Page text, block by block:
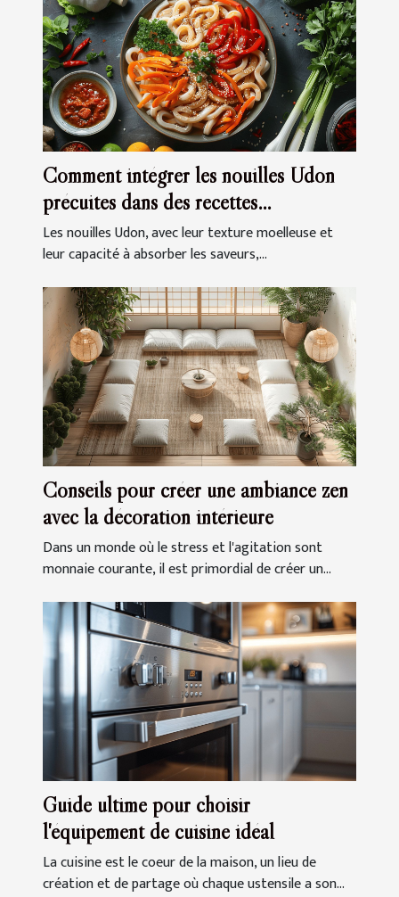
Comment intégrer les nouilles Udon
précuites dans des recettes
quotidiennes
Les nouilles Udon, avec leur texture moelleuse et
leur capacité à absorber les saveurs,...
Conseils pour créer une ambiance zen
avec la décoration intérieure
Dans un monde où le stress et l'agitation sont
monnaie courante, il est primordial de créer un...
Guide ultime pour choisir
l'équipement de cuisine idéal
La cuisine est le coeur de la maison, un lieu de
création et de partage où chaque ustensile a son...